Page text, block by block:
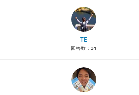
TE
回答数： 31